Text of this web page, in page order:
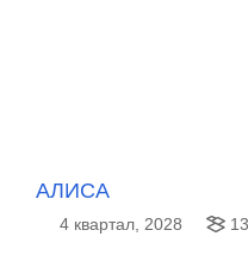
АЛИСА
4 квартал, 2028